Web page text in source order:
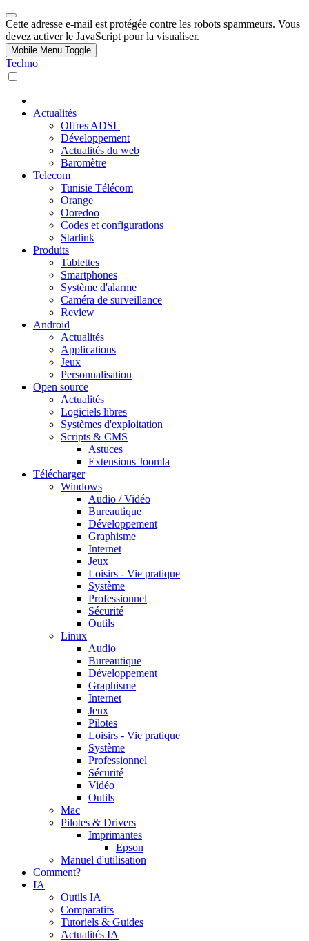
Cette adresse e-mail est protégée contre les robots spammeurs. Vous
devez activer le JavaScript pour la visualiser.
Mobile Menu Toggle
Techno
Actualités
Offres ADSL
Développement
Actualités du web
Baromètre
Telecom
Tunisie Télécom
Orange
Ooredoo
Codes et configurations
Starlink
Produits
Tablettes
Smartphones
Système d'alarme
Caméra de surveillance
Review
Android
Actualités
Applications
Jeux
Personnalisation
Open source
Actualités
Logiciels libres
Systèmes d'exploitation
Scripts & CMS
Astuces
Extensions Joomla
Télécharger
Windows
Audio / Vidéo
Bureautique
Développement
Graphisme
Internet
Jeux
Loisirs - Vie pratique
Système
Professionnel
Sécurité
Outils
Linux
Audio
Bureautique
Développement
Graphisme
Internet
Jeux
Pilotes
Loisirs - Vie pratique
Système
Professionnel
Sécurité
Vidéo
Outils
Mac
Pilotes & Drivers
Imprimantes
Epson
Manuel d'utilisation
Comment?
IA
Outils IA
Comparatifs
Tutoriels & Guides
Actualités IA